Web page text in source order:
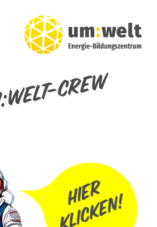
Crew